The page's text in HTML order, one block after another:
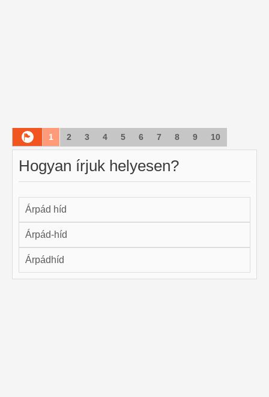
1 2 3 4 5 6 7 8 9 10
Hogyan írjuk helyesen?
Árpád híd
Árpád-híd
Árpádhíd